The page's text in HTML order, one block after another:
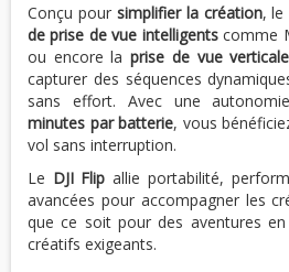
Conçu pour simplifier la création, le
de prise de vue intelligentscomme
ou encore laprise de vue
capturer des séquences
sans effort. Avec une
minutes par batterie, vous
vol sans interruption.
Le DJI Flip allie portabilité,
avancées pour accompagner les
que ce soit pour des aventures
créatifs exigeants.